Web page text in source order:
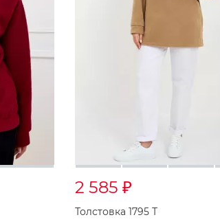
2 585 ₽
Толстовка 1795 Т